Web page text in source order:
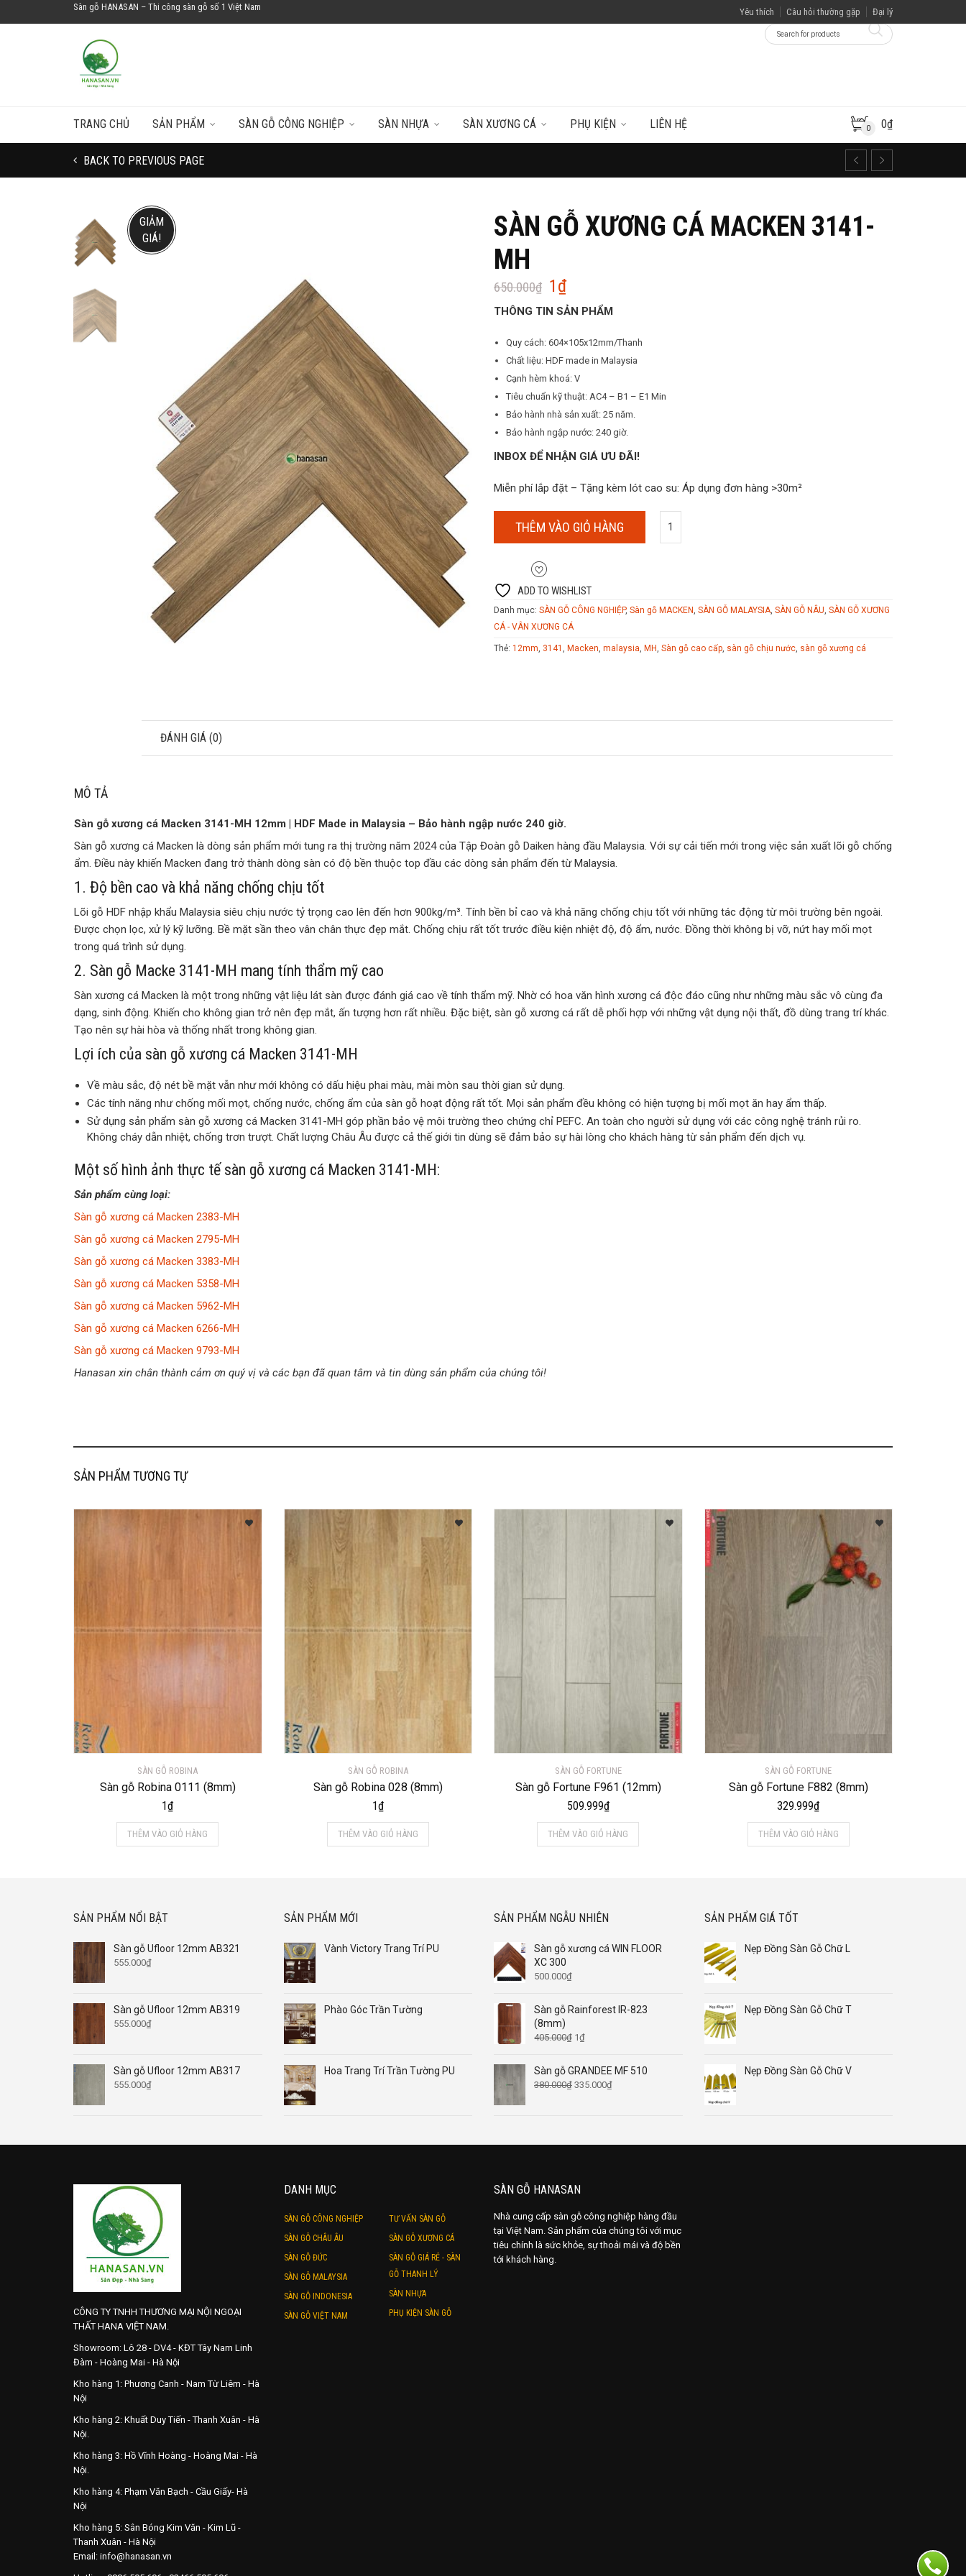
Sàn gỗ HANASAN – Thi công sàn gỗ số 1 Việt Nam Yêu thích Câu hỏi thường gặp Đại lý
TRANG CHỦ SẢN PHẨM SÀN GỖ CÔNG NGHIỆP SÀN NHỰA SÀN XƯƠNG CÁ PHỤ KIỆN LIÊN HỆ 0 0₫
BACK TO PREVIOUS PAGE
GIẢM
GIÁ!
SÀN GỖ XƯƠNG CÁ MACKEN 3141-
MH
650.000₫ Giá
gốc
là:
650.000₫.
1 ₫Giá
hiện
tại
là:
1₫.
THÔNG TIN SẢN PHẨM
Quy cách: 604×105x12mm/Thanh
Chất liệu: HDF made in Malaysia
Cạnh hèm khoá: V
Tiêu chuẩn kỹ thuật: AC4 – B1 – E1 Min
Bảo hành nhà sản xuất: 25 năm.
Bảo hành ngập nước: 240 giờ.
INBOX ĐỂ NHẬN GIÁ ƯU ĐÃI!
Miễn phí lắp đặt – Tặng kèm lót cao su: Áp dụng đơn hàng >30m²
THÊM VÀO GIỎ HÀNG
ADD TO WISHLIST
Danh mục: SÀN GỖ CÔNG NGHIỆP, Sàn gỗ MACKEN, SÀN GỖ MALAYSIA, SÀN GỖ NÂU, SÀN GỖ XƯƠNG
CÁ - VÂN XƯƠNG CÁ
Thẻ: 12mm, 3141 , Macken, malaysia, MH, Sàn gỗ cao cấp, sàn gỗ chịu nước, sàn gỗ xương cá
ĐÁNH GIÁ (0)
MÔ TẢ
Sàn gỗ xương cá Macken 3141-MH 12mm | HDF Made in Malaysia – Bảo hành ngập nước 240 giờ.
Sàn gỗ xương cá Macken là dòng sản phẩm mới tung ra thị trường năm 2024 của Tập Đoàn gỗ Daiken hàng đầu Malaysia. Với sự cải tiến mới trong việc sản xuất lõi gỗ chống
ẩm. Điều này khiến Macken đang trở thành dòng sàn có độ bền thuộc top đầu các dòng sản phẩm đến từ Malaysia.
1. Độ bền cao và khả năng chống chịu tốt
Lõi gỗ HDF nhập khẩu Malaysia siêu chịu nước tỷ trọng cao lên đến hơn 900kg/m³. Tính bền bỉ cao và khả năng chống chịu tốt với những tác động từ môi trường bên ngoài.
Được chọn lọc, xử lý kỹ lưỡng. Bề mặt sần theo vân chân thực đẹp mắt. Chống chịu rất tốt trước điều kiện nhiệt độ, độ ẩm, nước. Đồng thời không bị vỡ, nứt hay mối mọt
trong quá trình sử dụng.
2. Sàn gỗ Macke 3141-MH mang tính thẩm mỹ cao
Sàn xương cá Macken là một trong những vật liệu lát sàn được đánh giá cao về tính thẩm mỹ. Nhờ có hoa văn hình xương cá độc đáo cũng như những màu sắc vô cùng đa
dạng, sinh động. Khiến cho không gian trở nên đẹp mắt, ấn tượng hơn rất nhiều. Đặc biệt, sàn gỗ xương cá rất dễ phối hợp với những vật dụng nội thất, đồ dùng trang trí khác.
Tạo nên sự hài hòa và thống nhất trong không gian.
Lợi ích của sàn gỗ xương cá Macken 3141-MH
Về màu sắc, độ nét bề mặt vẫn như mới không có dấu hiệu phai màu, mài mòn sau thời gian sử dụng.
Các tính năng như chống mối mọt, chống nước, chống ẩm của sàn gỗ hoạt động rất tốt. Mọi sản phẩm đều không có hiện tượng bị mối mọt ăn hay ẩm thấp.
Sử dụng sản phẩm sàn gỗ xương cá Macken 3141-MH góp phần bảo vệ môi trường theo chứng chỉ PEFC. An toàn cho người sử dụng với các công nghệ tránh rủi ro.
Không cháy dẫn nhiệt, chống trơn trượt. Chất lượng Châu Âu được cả thế giới tin dùng sẽ đảm bảo sự hài lòng cho khách hàng từ sản phẩm đến dịch vụ.
Một số hình ảnh thực tế sàn gỗ xương cá Macken 3141-MH:
Sản phẩm cùng loại:
Sàn gỗ xương cá Macken 2383-MH
Sàn gỗ xương cá Macken 2795-MH
Sàn gỗ xương cá Macken 3383-MH
Sàn gỗ xương cá Macken 5358-MH
Sàn gỗ xương cá Macken 5962-MH
Sàn gỗ xương cá Macken 6266-MH
Sàn gỗ xương cá Macken 9793-MH
Hanasan xin chân thành cảm ơn quý vị và các bạn đã quan tâm và tin dùng sản phẩm của chúng tôi!
SẢN PHẨM TƯƠNG TỰ
SÀN GỖ ROBINA
Sàn gỗ Robina 0111 (8mm)
1₫
THÊM VÀO GIỎ HÀNG
SÀN GỖ ROBINA
Sàn gỗ Robina 028 (8mm)
1₫
THÊM VÀO GIỎ HÀNG
SÀN GỖ FORTUNE
Sàn gỗ Fortune F961 (12mm)
509.999₫
THÊM VÀO GIỎ HÀNG
SÀN GỖ FORTUNE
Sàn gỗ Fortune F882 (8mm)
329.999₫
THÊM VÀO GIỎ HÀNG
SẢN PHẨM NỔI BẬT
Sàn gỗ Ufloor 12mm AB321
555.000₫
Sàn gỗ Ufloor 12mm AB319
555.000₫
Sàn gỗ Ufloor 12mm AB317
555.000₫
SẢN PHẨM MỚI
Vành Victory Trang Trí PU
Phào Góc Trần Tường
Hoa Trang Trí Trần Tường PU
SẢN PHẨM NGẪU NHIÊN
Sàn gỗ xương cá WIN FLOOR
XC 300
500.000₫
Sàn gỗ Rainforest IR-823
(8mm)
405.000₫ Giá
405.000₫.
1₫Giá
là:
1₫.
Sàn gỗ GRANDEE MF 510
380.000₫ Giá
335.000₫Giá
SẢN PHẨM GIÁ TỐT
Nẹp Đồng Sàn Gỗ Chữ L
Nẹp Đồng Sàn Gỗ Chữ T
Nẹp Đồng Sàn Gỗ Chữ V
CÔNG TY TNHH THƯƠNG MẠI NỘI NGOẠI
THẤT HANA VIỆT NAM.
Showroom: Lô 28 - DV4 - KĐT Tây Nam Linh
Đàm - Hoàng Mai - Hà Nội
Kho hàng 1: Phương Canh - Nam Từ Liêm - Hà
Nội
Kho hàng 2: Khuất Duy Tiến - Thanh Xuân - Hà
Nội.
Kho hàng 3: Hồ Vĩnh Hoàng - Hoàng Mai - Hà
Nội.
Kho hàng 4: Phạm Văn Bạch - Cầu Giấy- Hà
Nội
Kho hàng 5: Sân Bóng Kim Văn - Kim Lũ -
Thanh Xuân - Hà Nội
Email: info@hanasan.vn
DANH MỤC
SÀN GỖ CÔNG NGHIỆP
SÀN GỖ CHÂU ÂU
SÀN GỖ ĐỨC
SÀN GỖ MALAYSIA
SÀN GỖ INDONESIA
SÀN GỖ VIỆT NAM
TƯ VẤN SÀN GỖ
SÀN GỖ XƯƠNG CÁ
SÀN GỖ GIÁ RẺ - SÀN
GỖ THANH LÝ
SÀN NHỰA
PHỤ KIỆN SÀN GỖ
SÀN GỖ HANASAN
Nhà cung cấp sàn gỗ công nghiệp hàng đầu
tại Việt Nam. Sản phẩm của chúng tôi với mục
tiêu chính là sức khỏe, sự thoải mái và độ bền
tới khách hàng.